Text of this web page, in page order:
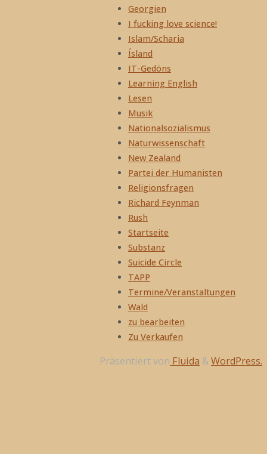
Georgien
I fucking love science!
Islam/Scharia
Ísland
IT-Gedöns
Learning English
Lesen
Musik
Nationalsozialismus
Naturwissenschaft
New Zealand
Partei der Humanisten
Religionsfragen
Richard Feynman
Rush
Startseite
Substanz
Suicide Circle
TAPP
Termine/Veranstaltungen
Wald
zu bearbeiten
Zu Verkaufen
Präsentiert von Fluida &WordPress.